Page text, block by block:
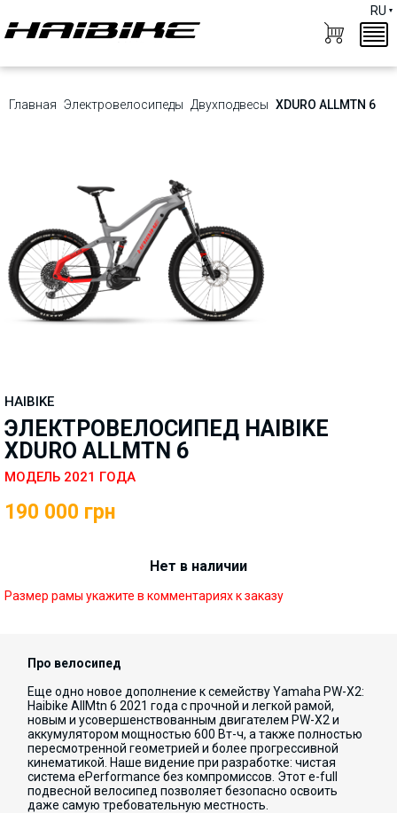
RU
Главная Электровелосипеды Двухподвесы XDURO ALLMTN 6
HAIBIKE
ЭЛЕКТРОВЕЛОСИПЕД HAIBIKE
XDURO ALLMTN 6
МОДЕЛЬ 2021 ГОДА
190 000 грн
Нет в наличии
Размер рамы укажите в комментариях к заказу
Про велосипед
Еще одно новое дополнение к семейству Yamaha PW-X2:
Haibike AllMtn 6 2021 года с прочной и легкой рамой,
новым и усовершенствованным двигателем PW-X2 и
аккумулятором мощностью 600 Вт-ч, а также полностью
пересмотренной геометрией и более прогрессивной
кинематикой. Наше видение при разработке: чистая
система ePerformance без компромиссов. Этот e-full
подвесной велосипед позволяет безопасно освоить
даже самую требовательную местность.